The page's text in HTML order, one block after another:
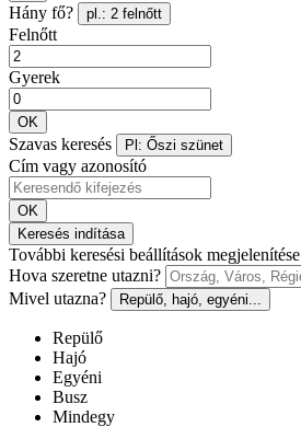
Hány fő? pl.: 2 felnőtt
Felnőtt
Gyerek
OK
Szavas keresés Pl: Őszi szünet
Cím vagy azonosító
OK
Keresés indítása
További keresési beállítások megjelenítése
Hova szeretne utazni?
Mivel utazna?
Repülő, hajó, egyéni...
Repülő
Hajó
Egyéni
Busz
Mindegy